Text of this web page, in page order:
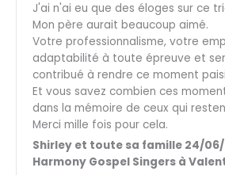
J'ai n'ai eu que des éloges sur ce
Mon père aurait beaucoup aimé.
Votre professionnalisme, votre
adaptabilité à toute épreuve et
contribué à rendre ce moment
Et vous savez combien ces
dans la mémoire de ceux qui
Merci mille fois pour cela.
Shirley et toute sa famille 24/
Harmony Gospel Singers à